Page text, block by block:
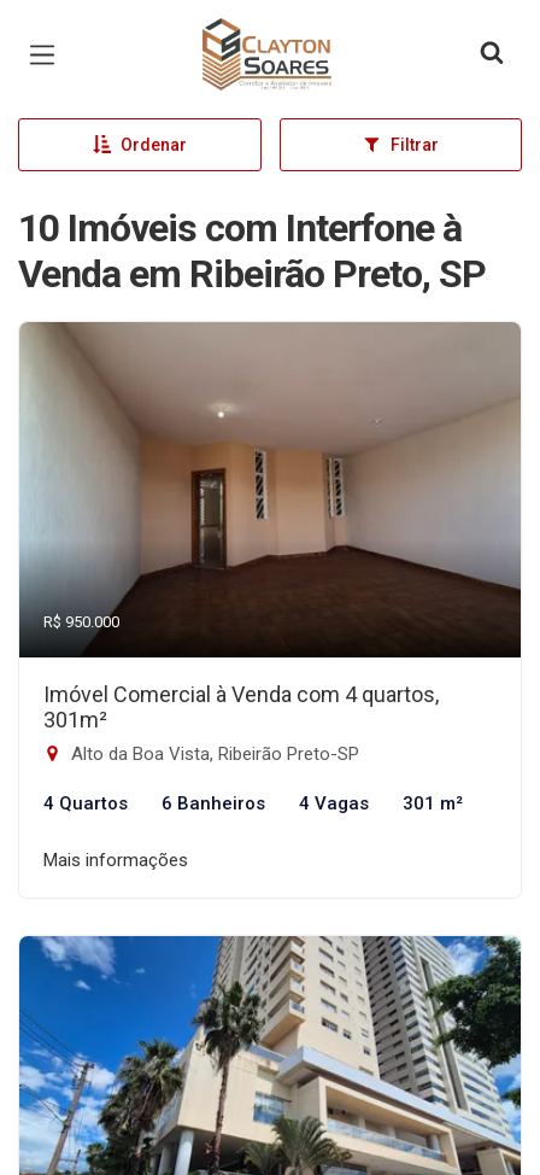
Página inicial
Ordenar Filtrar
10 Imóveis com Interfone à
Venda em Ribeirão Preto, SP
R$ 950.000
Imóvel Comercial à Venda com 4 quartos,
301m²
Alto da Boa Vista, Ribeirão Preto-SP
4 Quartos 6 Banheiros 4 Vagas 301 m²
Mais informações